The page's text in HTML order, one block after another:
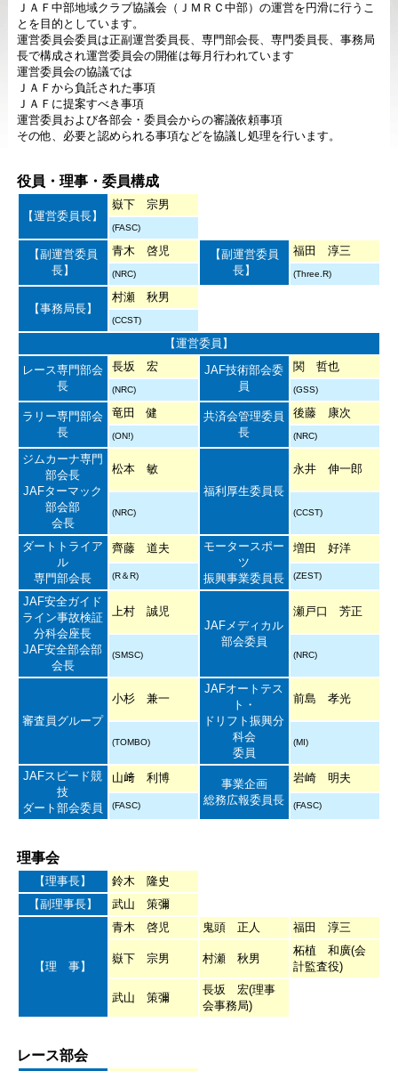
ＪＡＦ中部地域クラブ協議会（ＪＭＲＣ中部）の運営を円滑に行うこ
とを目的としています。
運営委員会委員は正副運営委員長、専門部会長、専門委員長、事務局
長で構成され運営委員会の開催は毎月行われています
運営委員会の協議では
ＪＡＦから負託された事項
ＪＡＦに提案すべき事項
運営委員および各部会・委員会からの審議依頼事項
その他、必要と認められる事項などを協議し処理を行います。
役員・理事・委員構成
【運営委員長】
嶽下 宗男
(FASC)
【副運営委員
長】
青木 啓児
【副運営委員
長】
福田 淳三
(NRC) (Three.R)
【事務局長】
村瀬 秋男
(CCST)
【運営委員】
レース専門部会
長
長坂 宏
JAF技術部会委
員
関 哲也
(NRC) (GSS)
ラリー専門部会
長
竜田 健
共済会管理委員
長
後藤 康次
(ON!) (NRC)
ジムカーナ専門
部会長
JAFターマック
部会部
会長
松本 敏
福利厚生委員長
永井 伸一郎
(NRC) (CCST)
ダートトライア
ル
専門部会長
齊藤 道夫
モータースポー
ツ
振興事業委員長
増田 好洋
(R＆R) (ZEST)
JAF安全ガイド
ライン事故検証
分科会座長
JAF安全部会部
会長
上村 誠児
JAFメディカル
部会委員
瀬戸口 芳正
(SMSC) (NRC)
審査員グループ
小杉 兼一
JAFオートテス
ト・
ドリフト振興分
科会
委員
前島 孝光
(TOMBO) (MI)
JAFスピード競
技
ダート部会委員
山﨑 利博
事業企画
総務広報委員長
岩崎 明夫
(FASC) (FASC)
理事会
【理事長】
鈴木 隆史
【副理事長】
武山 策彌
【理 事】
青木 啓児 鬼頭 正人 福田 淳三
嶽下 宗男 村瀬 秋男
柘植 和廣(会
計監査役)
武山 策彌
長坂 宏(理事
会事務局)
レース部会